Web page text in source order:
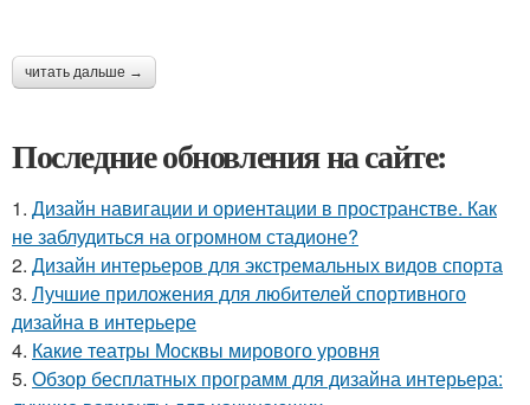
читать дальше →
Последние обновления на сайте:
1. Дизайн навигации и ориентации в пространстве. Как
не заблудиться на огромном стадионе?
2. Дизайн интерьеров для экстремальных видов спорта
3. Лучшие приложения для любителей спортивного
дизайна в интерьере
4. Какие театры Москвы мирового уровня
5. Обзор бесплатных программ для дизайна интерьера: